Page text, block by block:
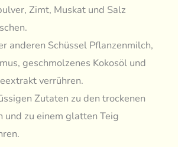
Zimt, Muskat und Salz
anderen Schüssel Pflanzenmilch,
geschmolzenes Kokosöl und
verrühren.
Zutaten zu den trockenen
und zu einem glatten Teig